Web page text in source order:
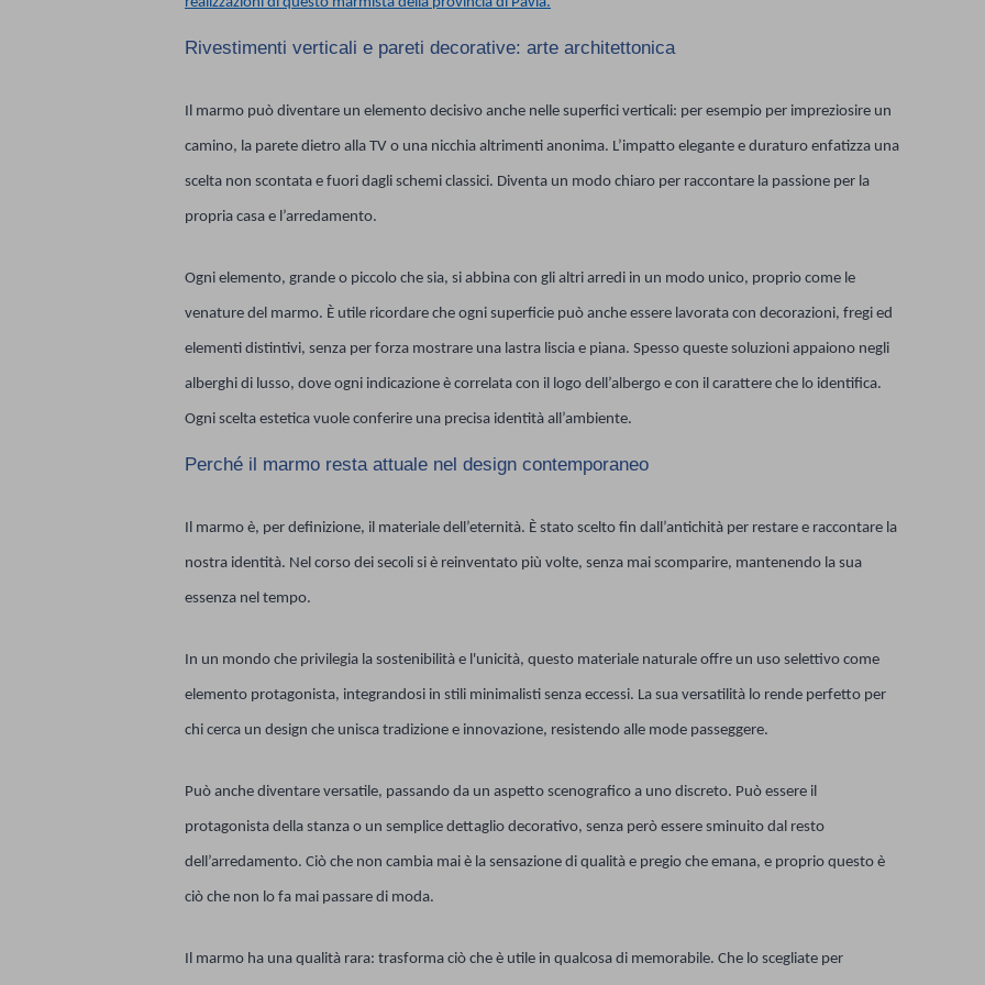
Rivestimenti verticali e pareti decorative: arte architettonica
Il marmo può diventare un elemento decisivo anche nelle superfici verticali: per esempio per impreziosire un
camino, la parete dietro alla TV o una nicchia altrimenti anonima. L’impatto elegante e duraturo enfatizza una
scelta non scontata e fuori dagli schemi classici. Diventa un modo chiaro per raccontare la passione per la
propria casa e l’arredamento.
Ogni elemento, grande o piccolo che sia, si abbina con gli altri arredi in un modo unico, proprio come le
venature del marmo. È utile ricordare che ogni superficie può anche essere lavorata con decorazioni, fregi ed
elementi distintivi, senza per forza mostrare una lastra liscia e piana. Spesso queste soluzioni appaiono negli
alberghi di lusso, dove ogni indicazione è correlata con il logo dell’albergo e con il carattere che lo identifica.
Ogni scelta estetica vuole conferire una precisa identità all’ambiente.
Perché il marmo resta attuale nel design contemporaneo
Il marmo è, per definizione, il materiale dell’eternità. È stato scelto fin dall’antichità per restare e raccontare la
nostra identità. Nel corso dei secoli si è reinventato più volte, senza mai scomparire, mantenendo la sua
essenza nel tempo.
In un mondo che privilegia la sostenibilità e l'unicità, questo materiale naturale offre un uso selettivo come
elemento protagonista, integrandosi in stili minimalisti senza eccessi. La sua versatilità lo rende perfetto per
chi cerca un design che unisca tradizione e innovazione, resistendo alle mode passeggere.
Può anche diventare versatile, passando da un aspetto scenografico a uno discreto. Può essere il
protagonista della stanza o un semplice dettaglio decorativo, senza però essere sminuito dal resto
dell’arredamento. Ciò che non cambia mai è la sensazione di qualità e pregio che emana, e proprio questo è
ciò che non lo fa mai passare di moda.
Il marmo ha una qualità rara: trasforma ciò che è utile in qualcosa di memorabile. Che lo scegliate per